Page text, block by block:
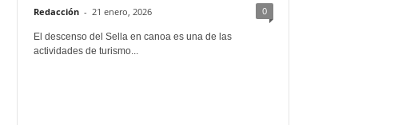
Redacción - 21 enero, 2026 0
El descenso del Sella en canoa es una de las
actividades de turismo...